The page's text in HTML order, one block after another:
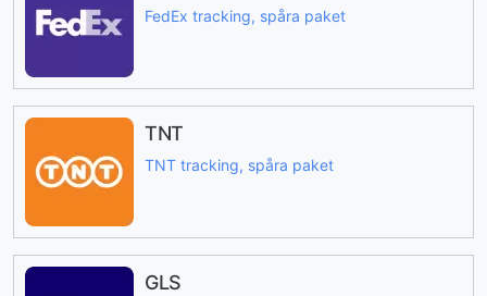
FedEx tracking, spåra paket
TNT
TNT tracking, spåra paket
GLS